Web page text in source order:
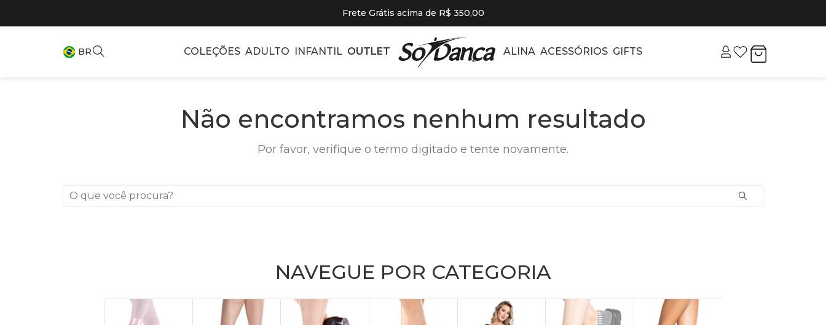
Frete Grátis acima de R$ 350,00
BR COLEÇÕES ADULTO INFANTIL OUTLET ALINA ACESSÓRIOS GIFTS
Não encontramos nenhum resultado
Por favor, verifique o termo digitado e tente novamente.
O que você procura?
NAVEGUE POR CATEGORIA